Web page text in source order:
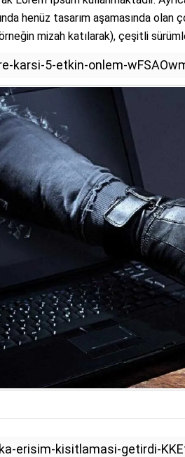
henüz tasarım aşamasında olan
mizah katılarak), çeşitli
karsi-5-etkin-onlem-
erisim-kisitlamasi-getirdi-